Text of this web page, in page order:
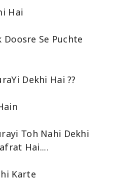
Hai
Se Puchte
Dekhi Hai ??
Toh Nahi Dekhi
Hai....
Karte